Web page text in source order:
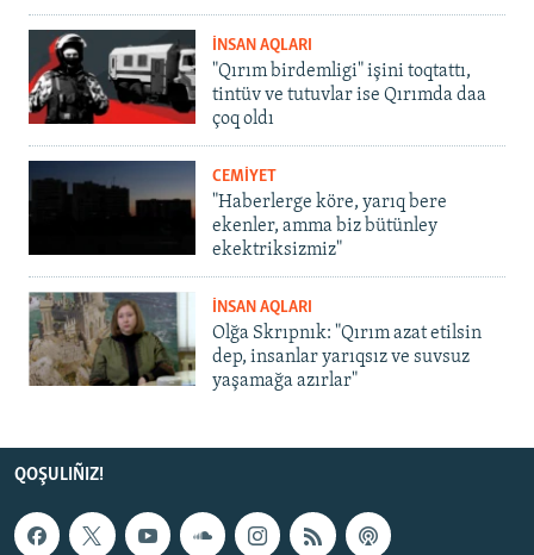
İNSAN AQLARI
"Qırım birdemligi" işini toqtattı,
tintüv ve tutuvlar ise Qırımda daa
çoq oldı
CEMİYET
"Haberlerge köre, yarıq bere
ekenler, amma biz bütünley
ekektriksizmiz"
İNSAN AQLARI
Olğa Skrıpnık: "Qırım azat etilsin
dep, insanlar yarıqsız ve suvsuz
yaşamağa azırlar"
QOŞULIÑIZ!